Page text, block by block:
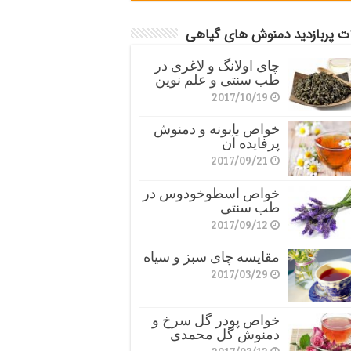
پربازدید دمنوش های گیاهی
چای اولانگ و لاغری در
طب سنتی و علم نوین
2017/10/19
خواص بابونه و دمنوش
پرفایده آن
2017/09/21
خواص اسطوخودوس در
طب سنتی
2017/09/12
مقایسه چای سبز و سیاه
2017/03/29
خواص پودر گل سرخ و
دمنوش گل محمدی